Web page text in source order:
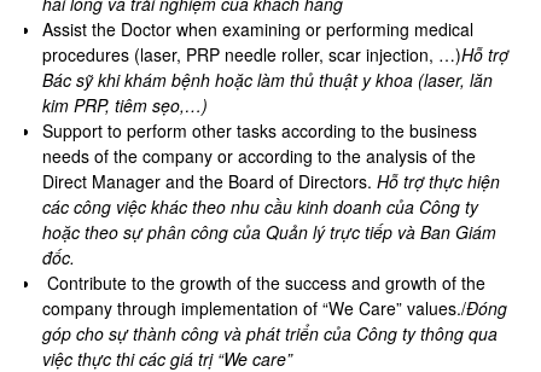
Assist the Doctor when examining or performing medical
procedures (laser, PRP needle roller, scar injection, …)Hỗ trợ
Bác sỹ khi khám bệnh hoặc làm thủ thuật y khoa (laser, lăn
kim PRP, tiêm sẹo,…)
Support to perform other tasks according to the business
needs of the company or according to the analysis of the
Direct Manager and the Board of Directors. Hỗ trợ thực hiện
các công việc khác theo nhu cầu kinh doanh của Công ty
hoặc theo sự phân công của Quản lý trực tiếp và Ban Giám
đốc.
Contribute to the growth of the success and growth of the
company through implementation of “We Care” values./Đóng
góp cho sự thành công và phát triển của Công ty thông qua
việc thực thi các giá trị “We care”